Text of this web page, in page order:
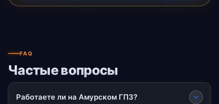
FAQ
Частые вопросы
Работаете ли на Амурском ГПЗ?